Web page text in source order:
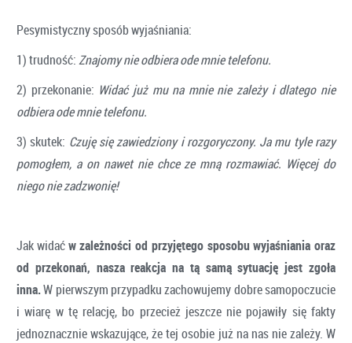
Pesymistyczny sposób wyjaśniania:
1) trudność:Znajomy nie odbiera ode mnie telefonu.
2) przekonanie: Widać już mu na mnie nie zależy i dlatego nie
odbiera ode mnie telefonu.
3) skutek: Czuję się zawiedziony i rozgoryczony. Ja mu tyle razy
pomogłem, a on nawet nie chce ze mną rozmawiać. Więcej do
niego nie zadzwonię!
Jak widaćw zależności od przyjętego sposobu wyjaśniania oraz
od przekonań, nasza reakcja na tą samą sytuację jest zgoła
inna.W pierwszym przypadku zachowujemy dobre samopoczucie
i wiarę w tę relację, bo przecież jeszcze nie pojawiły się fakty
jednoznacznie wskazujące, że tej osobie już na nas nie zależy. W